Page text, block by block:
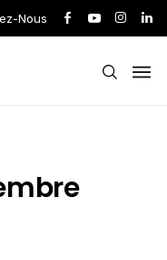
Nous